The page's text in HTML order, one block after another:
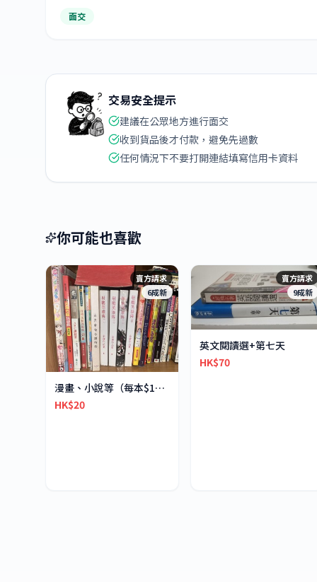
面交
交易安全提示
建議在公眾地方進行面交
收到貨品後才付款，避免先過數
任何情況下不要打開連結填寫信用卡資料
你可能也喜歡
賣方請求
6成新
漫畫、小說等（每本$10-30不等）
HK$20
賣方請求
9成新
英文閱讀選+第七天
HK$70